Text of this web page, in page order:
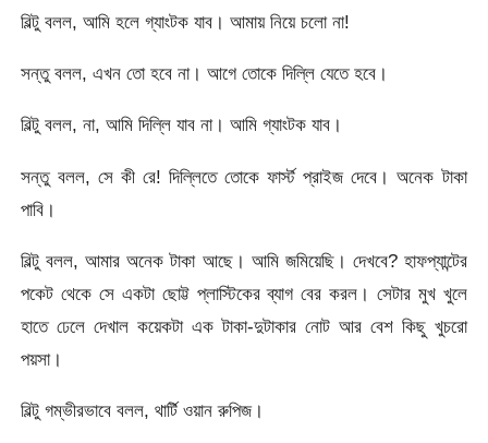
বিল্টু বলল, আমি হলে গ্যাংটক যাব। আমায় নিয়ে চলো না!
সন্তু বলল, এখন তো হবে না। আগে তোকে দিল্লি যেতে হবে।
বিল্টু বলল, না, আমি দিল্লি যাব না। আমি গ্যাংটক যাব।
সন্তু বলল, সে কী রে! দিল্লিতে তোকে ফার্স্ট প্রাইজ দেবে। অনেক টাকা
পাবি।
বিল্টু বলল, আমার অনেক টাকা আছে। আমি জমিয়েছি। দেখবে? হাফপ্যান্টের
পকেট থেকে সে একটা ছোট্ট প্লাস্টিকের ব্যাগ বের করল। সেটার মুখ খুলে
হাতে ঢেলে দেখাল কয়েকটা এক টাকা-দুটাকার নোট আর বেশ কিছু খুচরো
পয়সা।
বিল্টু গম্ভীরভাবে বলল, থার্টি ওয়ান রুপিজ।